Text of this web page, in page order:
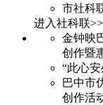
市社科
进入社科联>>
金钟映
创作暨
“此心
巴中市
创作活